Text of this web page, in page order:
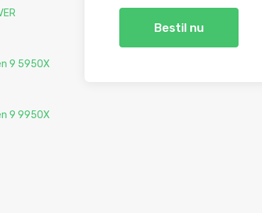
9 5950X
9 9950X
Bestil nu